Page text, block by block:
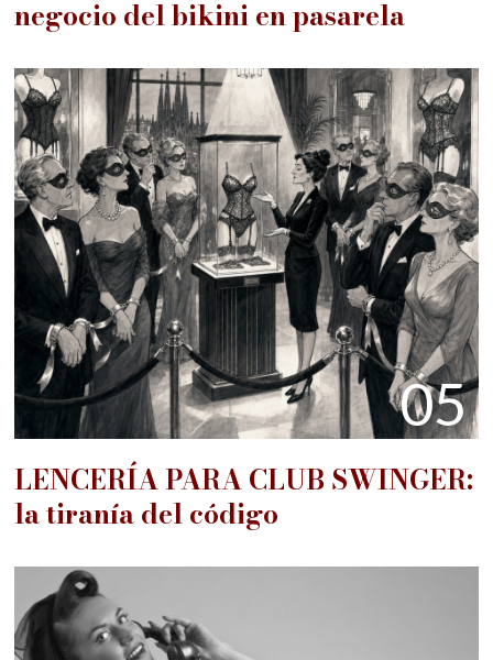
negocio del bikini en pasarela
05
LENCERÍA PARA CLUB SWINGER:
la tiranía del código